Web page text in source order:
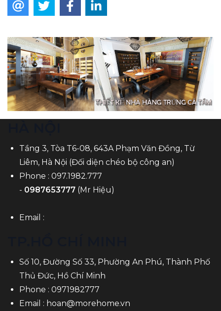
Tầng 3, Tòa T6-08, 643A Phạm Văn Đồng, Từ
Liêm, Hà Nội (Đối diện chéo bộ công an)
Phone : 097.1982.777
- 0987653777 (Mr Hiệu)
Email :
Số 10, Đường Số 33, Phường An Phú, Thành Phố
Thủ Đức, Hồ Chí Minh
Phone : 0971982777
Email : hoan@morehome.vn